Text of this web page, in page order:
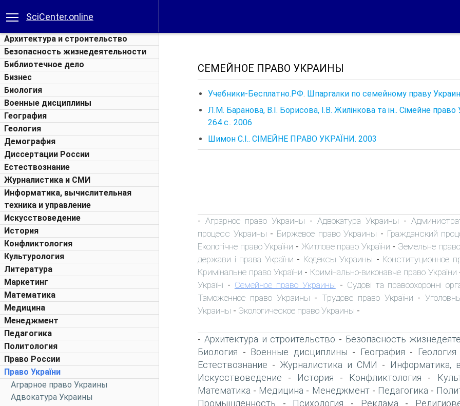
SciCenter.online
Архитектура и строительство
Безопасность жизнедеятельности
Библиотечное дело
Бизнес
Биология
Военные дисциплины
География
Геология
Демография
Диссертации России
Естествознание
Журналистика и СМИ
Информатика, вычислительная
техника и управление
Искусствоведение
История
Конфликтология
Культурология
Литература
Маркетинг
Математика
Медицина
Менеджмент
Педагогика
Политология
Право России
Право України
Аграрное право Украины
Адвокатура Украины
СЕМЕЙНОЕ ПРАВО УКРАИНЫ
Учебники-Бесплатно.РФ. Шпаргалки по семейному праву
Л.М. Баранова, В.І. Борисова, І.В. Жилінкова та ін.. Сімейне
264 с.. 2006
Шимон С.І.. СІМЕЙНЕ ПРАВО УКРАЇНИ. 2003
- Аграрное право Украины - Адвокатура Украины -
процесс Украины - Биржевое право Украины - Гражданский
Екологічне право України - Житлове право України - Земельне
держави і права України - Кодексы Украины - Конституционное
Кримінальне право України - Кримінально-виконавче право України
Україні - Семейное право Украины - Судові та правоохоронні
Таможенное право Украины - Трудове право України -
Украины - Экологическое право Украины -
- Архитектура и строительство - Безопасность
Биология - Военные дисциплины - География - Геология
Естествознание - Журналистика и СМИ - Информатика,
Искусствоведение - История - Конфликтология -
Математика - Медицина - Менеджмент- Педагогика -
Промышленность - Психология - Реклама -